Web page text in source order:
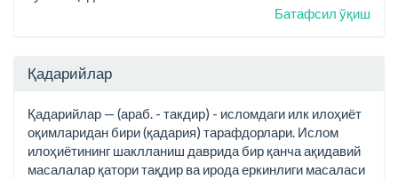
Батафсил ўқиш
Қадарийлар
Қадарийлар — (араб. - такдир) - исломдаги илк илоҳиёт
оқимларидан бири (қадария) тарафдорлари. Ислом
илоҳиётининг шаклланиш даврида бир қанча ақидавий
масалалар қатори тақдир ва ирода еркинлиги масаласи